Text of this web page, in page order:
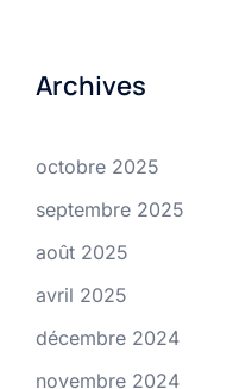
Archives
octobre 2025
septembre 2025
août 2025
avril 2025
décembre 2024
novembre 2024